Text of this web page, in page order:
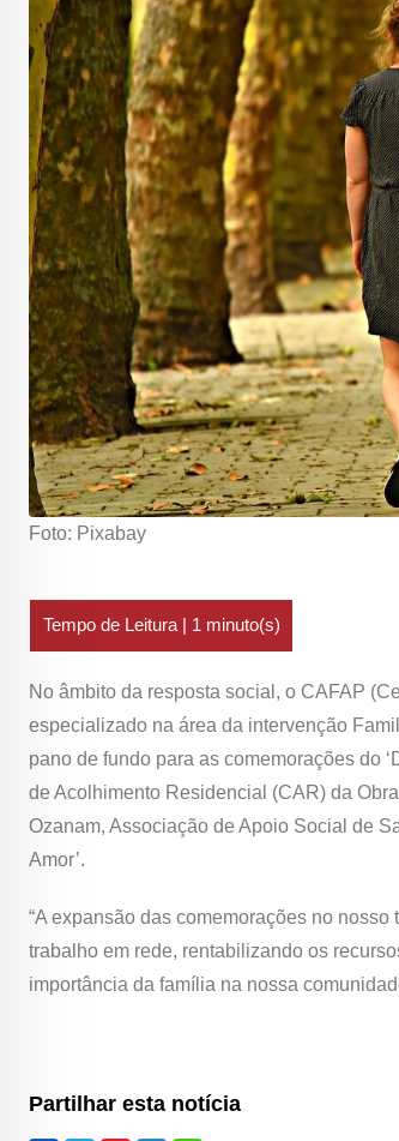
Foto: Pixabay
No âmbito da resposta social, o CAFAP
especializado na área da intervenção
pano de fundo para as comemorações do
de Acolhimento Residencial (CAR) da
Ozanam, Associação de Apoio Social de
Amor’.
“A expansão das comemorações no
trabalho em rede, rentabilizando os
importância da família na nossa
Partilhar esta notícia